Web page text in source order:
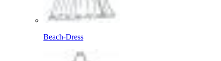
Beach-Dress